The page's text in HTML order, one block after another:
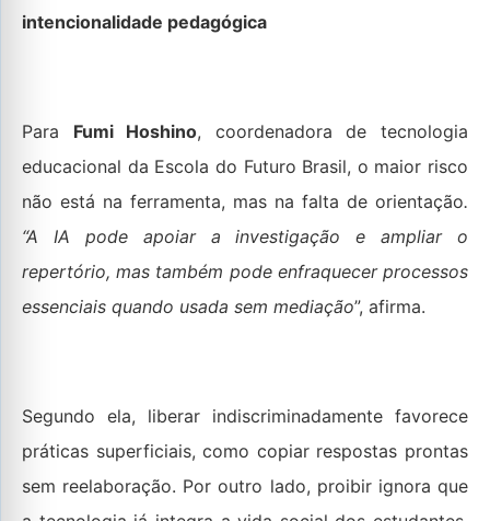
intencionalidade pedagógica
Para Fumi Hoshino, coordenadora de tecnologia
educacional da Escola do Futuro Brasil, o maior risco
não está na ferramenta, mas na falta de orientação.
“A IA pode apoiar a investigação e ampliar o
repertório, mas também pode enfraquecer processos
essenciais quando usada sem mediação”, afirma.
Segundo ela, liberar indiscriminadamente favorece
práticas superficiais, como copiar respostas prontas
sem reelaboração. Por outro lado, proibir ignora que